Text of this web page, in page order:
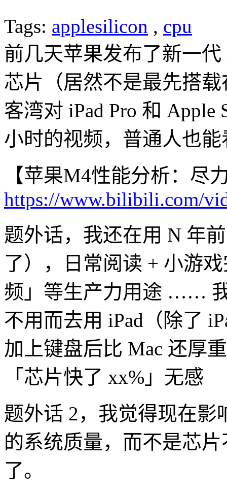
Tags: applesilicon , cpu
前几天苹果发布了新一
芯片（居然不是最先搭
客湾对 iPad Pro 和
小时的视频，普通人也
【苹果M4性能分析：尽
https://www.bilibili.com/
题外话，我还在用 N 年
了），日常阅读 + 小游
频」等生产力用途 ……
不用而去用 iPad（除了
加上键盘后比 Mac 还厚
「芯片快了 xx%」无感
题外话 2，我觉得现在影
的系统质量，而不是芯
了。